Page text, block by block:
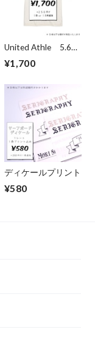
United Athle 5.6oz
ッグシルエット Tシ
01 ）
¥1,700
ディケールプリント
¥580